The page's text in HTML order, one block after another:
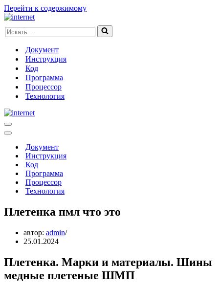
Перейти к содержимому
Искать...
Документ
Инструкция
Код
Программа
Процессор
Технология
Меню
навигации
Меню
навигацииДокумент
Инструкция
Код
Программа
Процессор
Технология
Плетенка пмл что это
автор: admin
25.01.2024
Плетенка. Марки и материалы. Шины
медные плетеные ШМП